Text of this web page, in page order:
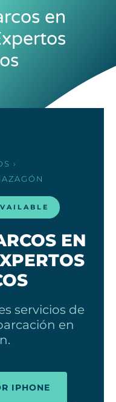
en
›
EN
servicios de
en
IPHONE